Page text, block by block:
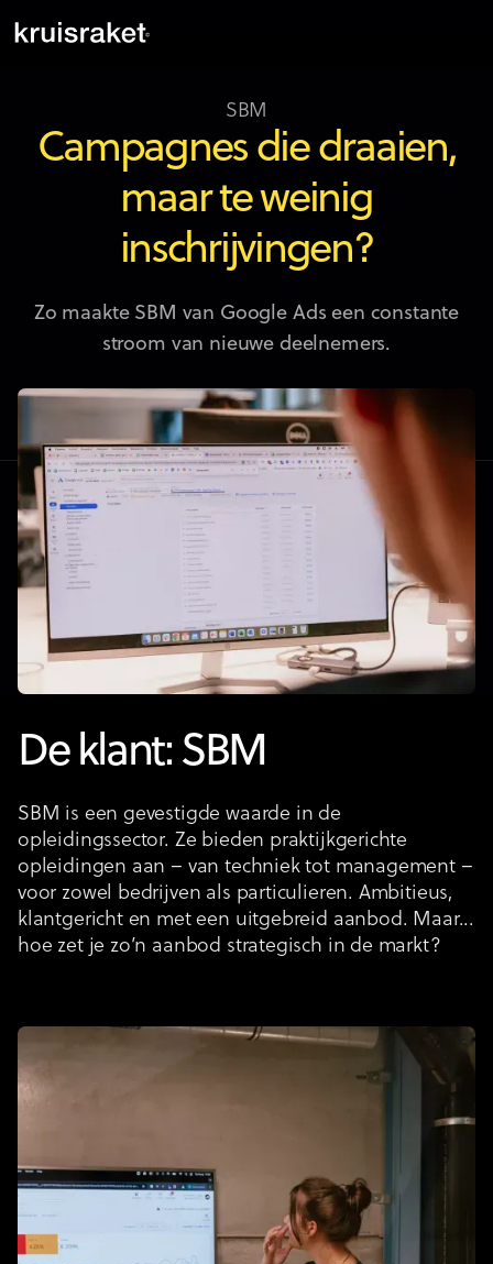
SBM
Campagnes die draaien,
maar te weinig
inschrijvingen?
Zo maakte SBM van Google Ads een constante
stroom van nieuwe deelnemers.
De klant: SBM
SBM is een gevestigde waarde in de
opleidingssector. Ze bieden praktijkgerichte
opleidingen aan – van techniek tot management –
voor zowel bedrijven als particulieren. Ambitieus,
klantgericht en met een uitgebreid aanbod. Maar...
hoe zet je zo’n aanbod strategisch in de markt?